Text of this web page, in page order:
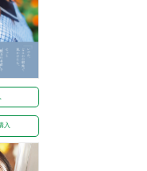
入